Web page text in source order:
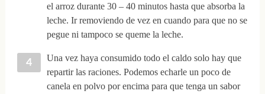
el arroz durante 30 – 40 minutos hasta que absorba la
leche. Ir removiendo de vez en cuando para que no se
pegue ni tampoco se queme la leche.
Una vez haya consumido todo el caldo solo hay que
repartir las raciones. Podemos echarle un poco de
canela en polvo por encima para que tenga un sabor